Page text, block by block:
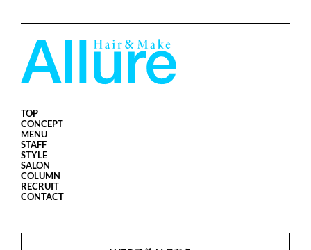
TOP
CONCEPT
MENU
STAFF
STYLE
SALON
COLUMN
RECRUIT
CONTACT